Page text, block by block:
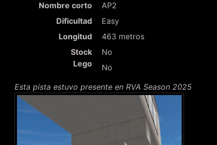
Nombre corto
AP2
Dificultad
Easy
Longitud
463 metros
Stock
Lego
No
No
Esta pista estuvo presente en RVA Season 2025